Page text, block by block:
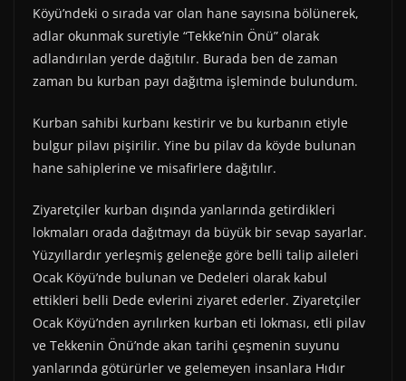
Köyü’ndeki o sırada var olan hane sayısına bölünerek,
adlar okunmak suretiyle “Tekke’nin Önü” olarak
adlandırılan yerde dağıtılır. Burada ben de zaman
zaman bu kurban payı dağıtma işleminde bulundum.
Kurban sahibi kurbanı kestirir ve bu kurbanın etiyle
bulgur pilavı pişirilir. Yine bu pilav da köyde bulunan
hane sahiplerine ve misafirlere dağıtılır.
Ziyaretçiler kurban dışında yanlarında getirdikleri
lokmaları orada dağıtmayı da büyük bir sevap sayarlar.
Yüzyıllardır yerleşmiş geleneğe göre belli talip aileleri
Ocak Köyü’nde bulunan ve Dedeleri olarak kabul
ettikleri belli Dede evlerini ziyaret ederler. Ziyaretçiler
Ocak Köyü’nden ayrılırken kurban eti lokması, etli pilav
ve Tekkenin Önü’nde akan tarihi çeşmenin suyunu
yanlarında götürürler ve gelemeyen insanlara Hıdır